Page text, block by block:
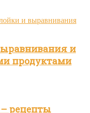
и
продуктами
рецепты